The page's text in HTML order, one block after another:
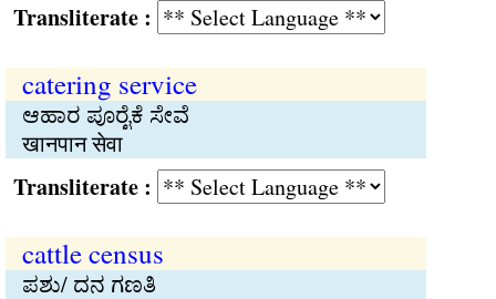
:
catering service
ಆಹಾರ ಪೂರೈಕೆ ಸೇವೆ
खानपान सेवा
:
cattle census
ಪಶು/ ದನ ಗಣತಿ